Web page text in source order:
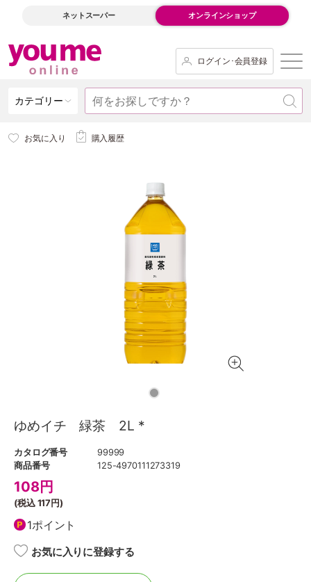
ネットスーパー オンラインショップ
ログイン･会員登録
カテゴリー
お気に入り 購入履歴
ゆめイチ 緑茶 2L *
カタログ番号
99999
商品番号
125-4970111273319
108円
(税込117円)
1ポイント
お気に入りに登録する